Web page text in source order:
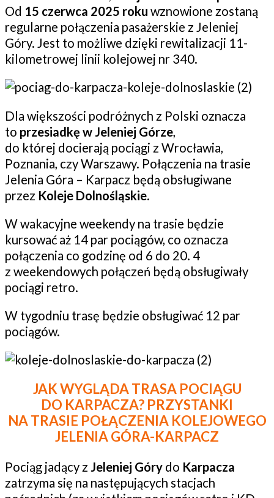
Od 15 czerwca 2025 roku wznowione zostaną
regularne połączenia pasażerskie z Jeleniej
Góry. Jest to możliwe dzięki rewitalizacji 11-
kilometrowej linii kolejowej nr 340.
Dla większości podróżnych z Polski oznacza
to przesiadkę w Jeleniej Górze,
do której docierają pociągi z Wrocławia,
Poznania, czy Warszawy. Połączenia na trasie
Jelenia Góra – Karpacz będą obsługiwane
przez Koleje Dolnośląskie.
W wakacyjne weekendy na trasie będzie
kursować aż 14 par pociągów, co oznacza
połączenia co godzinę od 6 do 20. 4
z weekendowych połączeń będą obsługiwały
pociągi retro.
W tygodniu trasę będzie obsługiwać 12 par
pociągów.
JAK WYGLĄDA TRASA POCIĄGU
DO KARPACZA? PRZYSTANKI
NA TRASIE POŁĄCZENIA KOLEJOWEGO
JELENIA GÓRA-KARPACZ
Pociąg jadący z Jeleniej Góry do Karpacza
zatrzyma się na następujących stacjach